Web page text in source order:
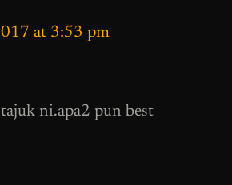
at 3:53 pm
tajuk ni.apa2 pun best